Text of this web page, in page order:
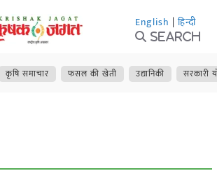
English | हिन्दी
Search
कृषि समाचार फसल की खेती उद्यानिकी सरकारी